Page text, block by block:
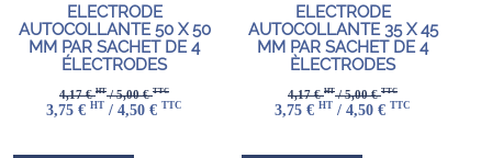
ELECTRODE
AUTOCOLLANTE 50 X 50
MM PAR SACHET DE 4
ÉLECTRODES
4,17 €HT/ 5,00 €TTC
3,75 € HT / 4,50 € TTC
ELECTRODE
AUTOCOLLANTE 35 X 45
MM PAR SACHET DE 4
ÈLECTRODES
4,17 €HT/ 5,00 €TTC
3,75 € HT / 4,50 € TTC